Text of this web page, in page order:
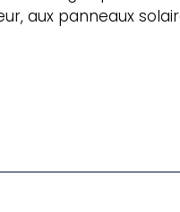
aux panneaux